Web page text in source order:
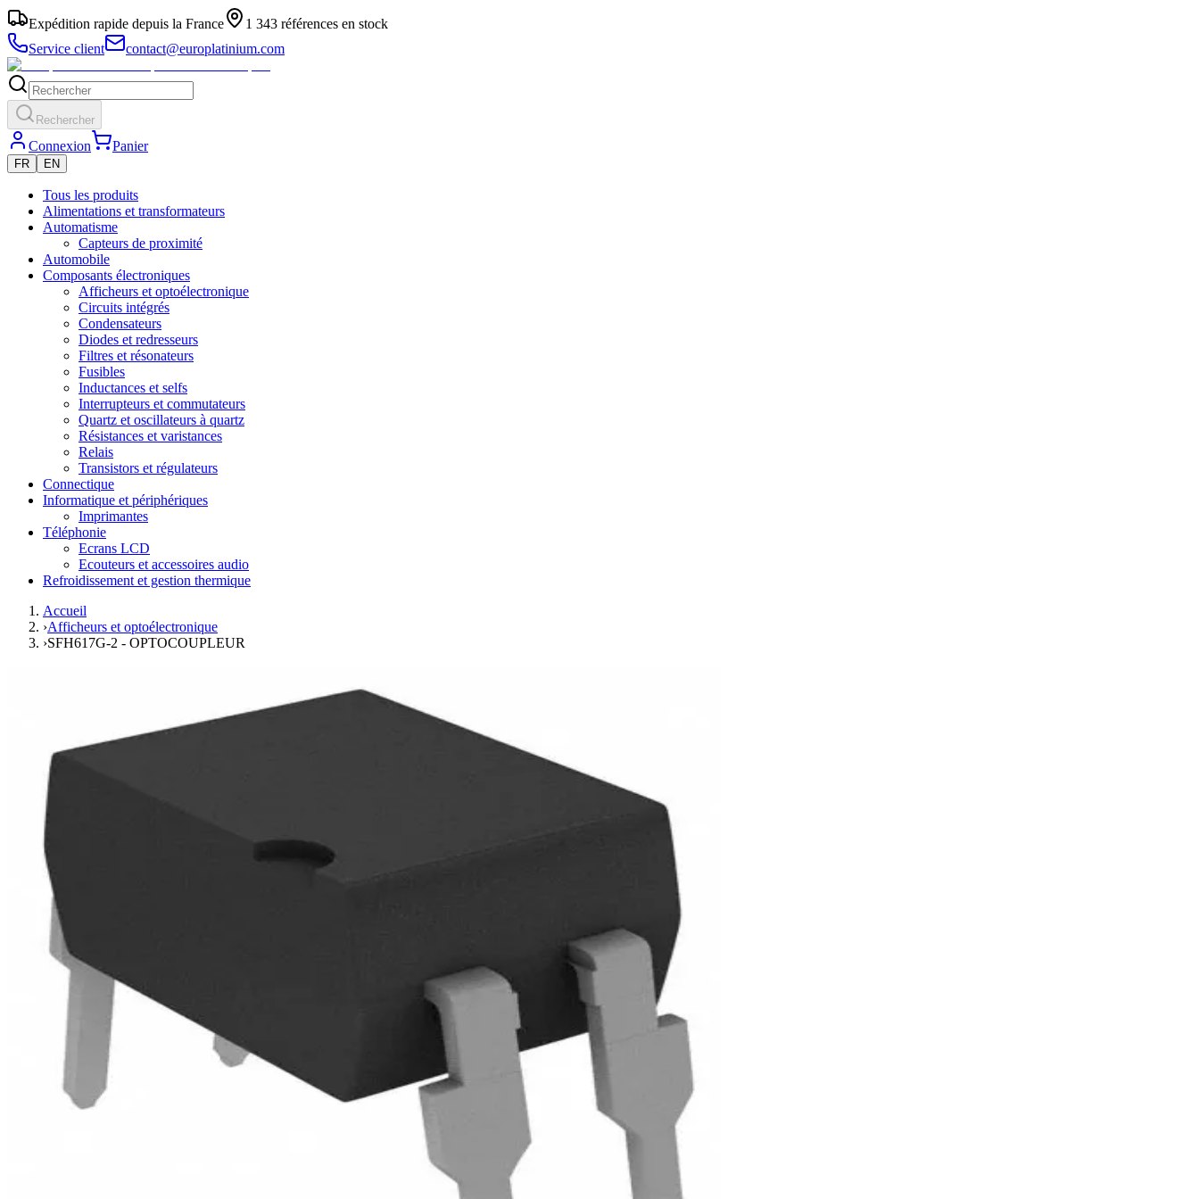
Expédition rapide depuis la France
1 343 références en stock
Service client
contact@europlatinium.com
Rechercher
Connexion Panier
FR EN
Tous les produits
Alimentations et transformateurs
Automatisme
Capteurs de proximité
Automobile
Composants électroniques
Afficheurs et optoélectronique
Circuits intégrés
Condensateurs
Diodes et redresseurs
Filtres et résonateurs
Fusibles
Inductances et selfs
Interrupteurs et commutateurs
Quartz et oscillateurs à quartz
Résistances et varistances
Relais
Transistors et régulateurs
Connectique
Informatique et périphériques
Imprimantes
Téléphonie
Ecrans LCD
Ecouteurs et accessoires audio
Refroidissement et gestion thermique
Accueil
›Afficheurs et optoélectronique
›SFH617G-2 - OPTOCOUPLEUR